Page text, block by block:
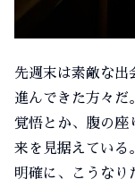
先週末は素敵な出
進んできた方々だ。
覚悟とか、腹の座
来を見据えている。
明確に、こうなり